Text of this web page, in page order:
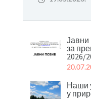
за
2026/
Наши
у